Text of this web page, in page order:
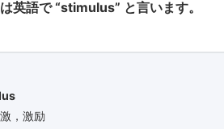
は英語で “stimulus” と言います。
，激励